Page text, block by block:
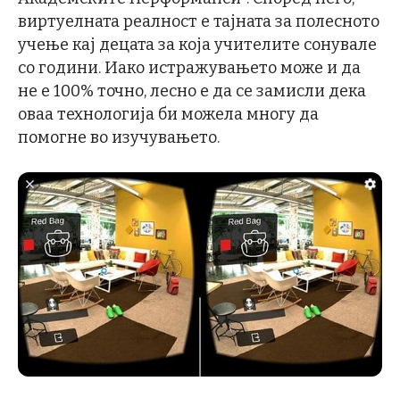
виртуелната реалност е тајната за полесното
учење кај децата за која учителите сонувале
со години. Иако истражувањето може и да
не е 100% точно, лесно е да се замисли дека
оваа технологија би можела многу да
помогне во изучувањето.